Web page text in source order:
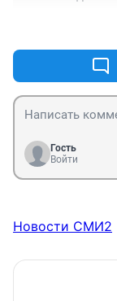
Гость
Войти
Новости СМИ2